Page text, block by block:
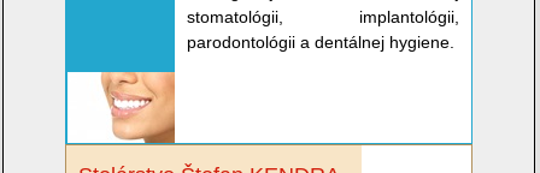
stomatológii, implantológii,
parodontológii a dentálnej hygiene.